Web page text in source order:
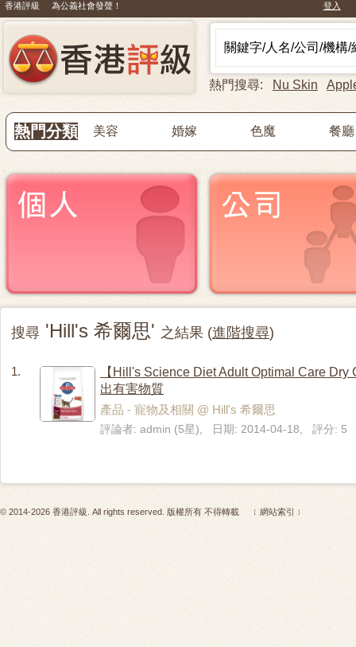
香港評級 為公義社會發聲！ 登入
熱門搜尋: Nu Skin
熱門分類 美容 婚嫁 色魔 餐廳
搜尋 'Hill's 希爾思' 之結果 (進階搜尋)
1.
【Hill's Science Diet Adult Optimal Care
出有害物質
產品 - 寵物及相關 @ Hill's 希爾思
評論者: admin (5星), 日期: 2014-04-18, 評分: 5
© 2014-2026 香港評級. All rights reserved. 版權所有 不得轉載 ﹝網站索引﹞